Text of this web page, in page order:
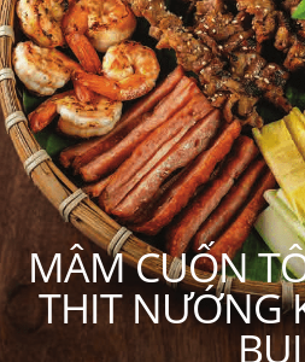
MÂM CUỐN
THIT NƯỚNG
BỤI